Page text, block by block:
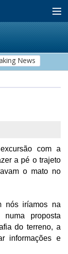
News
com a
a pé o trajeto
o mato no
nós iríamos na
proposta
do terreno, a
informações e